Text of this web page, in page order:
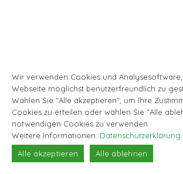
Wir verwenden Cookies und
Webseite möglichst benutzerfreundlich zu
Wählen Sie "Alle akzeptieren", um Ihre
Cookies zu erteilen oder wählen Sie "Alle
notwendigen Cookies zu verwenden.
Weitere Informationen: Datenschutzerklärung
Alle akzeptieren
Alle ablehnen